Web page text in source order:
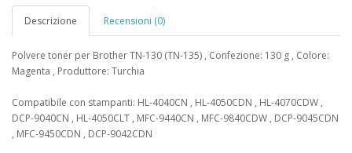
Descrizione Recensioni (0)
Polvere toner per Brother TN-130 (TN-135) , Confezione: 130 g , Colore:
Magenta , Produttore: Turchia
Compatibile con stampanti: HL-4040CN , HL-4050CDN , HL-4070CDW ,
DCP-9040CN , HL-4050CLT , MFC-9440CN , MFC-9840CDW , DCP-9045CDN
, MFC-9450CDN , DCP-9042CDN